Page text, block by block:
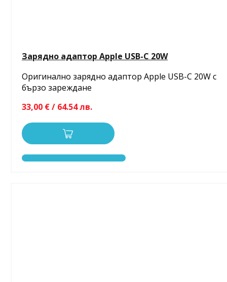
Зарядно адаптор Apple USB-C 20W
Оригинално зарядно адаптор Apple USB-C 20W с
бързо зареждане
33,00 € / 64.54 лв.